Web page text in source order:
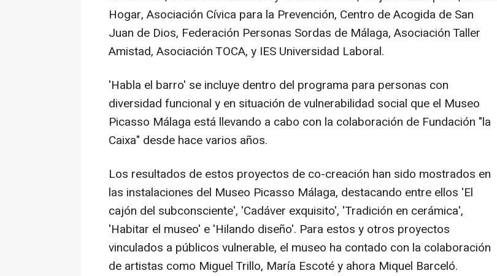
Hogar, Asociación Cívica para la Prevención, Centro de Acogida de San
Juan de Dios, Federación Personas Sordas de Málaga, Asociación Taller
Amistad, Asociación TOCA, y IES Universidad Laboral.
'Habla el barro' se incluye dentro del programa para personas con
diversidad funcional y en situación de vulnerabilidad social que el Museo
Picasso Málaga está llevando a cabo con la colaboración de Fundación "la
Caixa" desde hace varios años.
Los resultados de estos proyectos de co-creación han sido mostrados en
las instalaciones del Museo Picasso Málaga, destacando entre ellos 'El
cajón del subconsciente', 'Cadáver exquisito', 'Tradición en cerámica',
'Habitar el museo' e 'Hilando diseño'. Para estos y otros proyectos
vinculados a públicos vulnerable, el museo ha contado con la colaboración
de artistas como Miguel Trillo, María Escoté y ahora Miquel Barceló.